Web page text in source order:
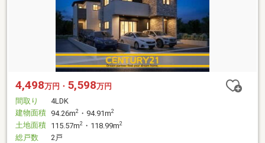
4,498万円・ 5,598万円
間取り
4LDK
建物面積 94.26m2 ・94.91m2
土地面積 115.57m2 ・118.99m2
総戸数
2戸